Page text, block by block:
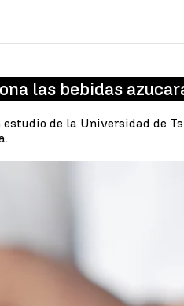
las bebidas
de la Universidad de